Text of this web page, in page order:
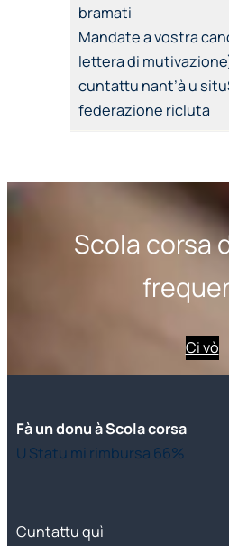
bramati
Mandate a vostra
lettera di
cuntattu nant’à u
federazione ricluta
Scola corsa
Ci vò
Fà un donu à Scola corsa
U Statu mi rimbursa 66%
Cuntattu quì